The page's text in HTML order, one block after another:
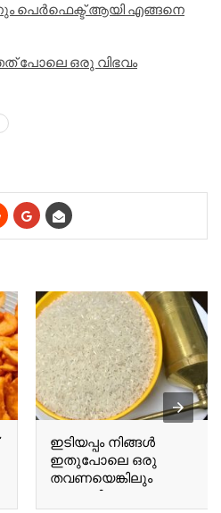
പെർഫെക്ട് ആയി എങ്ങനെ
പോലെ ഒരു വിഭവം
ഇടിയപ്പം നിങ്ങൾ
ഇതുപോലെ ഒരു
തവണയെങ്കിലും
ഉണ്ടാക്കി നോക്കൂ…